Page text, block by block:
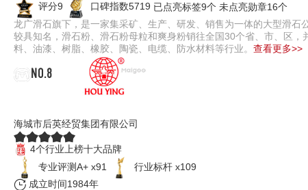
评分9
口碑指数5719 已点亮标签9个 未点亮勋章16个
龙广滑石旗下，是一家集采矿、生产、研发、销售为一体的大型滑
较具知名，滑石粉、滑石粉母粒和爽身粉销往全国30个省、市、区
料、油漆、树脂、橡胶、陶瓷、电缆、防水材料等行业。 查看更多>>
NO.8
海城市后英经贸集团有限公司
4个行业上榜十大品牌
专业评测A+ x91
行业标杆 x109
成立时间1984年